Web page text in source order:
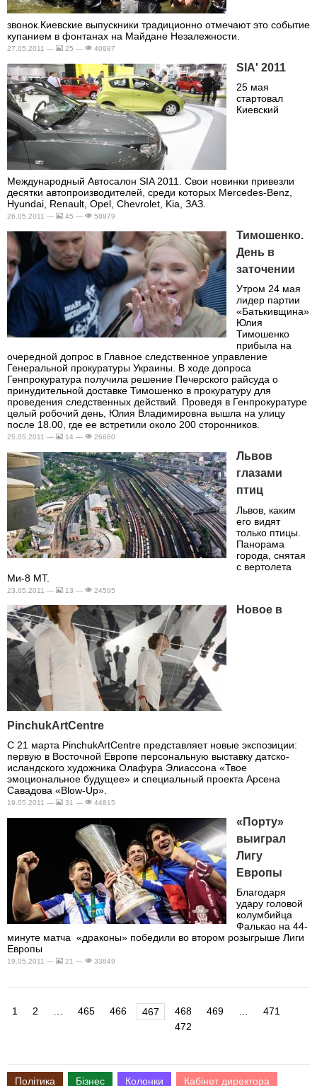
звонок.Киевские выпускники традиционно отмечают это событие
купанием в фонтанах на Майдане Незалежности.
27.05.2011 — 25 — 40987
SIA' 2011
25 мая
стартовал
Киевский
Международный Автосалон SIA 2011. Свои новинки привезли
десятки автопроизводителей, среди которых Mercedes-Benz,
Hyundai, Renault, Opel, Chevrolet, Kia, ЗАЗ.
26.05.2011 — 45 — 58879
Тимошенко.
День в
заточении
Утром 24 мая
лидер партии
«Батькивщина»
Юлия
Тимошенко
прибыла на
очередной допрос в Главное следственное управление
Генеральной прокуратуры Украины. В ходе допроса
Генпрокуратура получила решение Печерского райсуда о
принудительной доставке Тимошенко в прокуратуру для
проведения следственных действий. Проведя в Генпрокуратуре
целый робочий день, Юлия Владимировна вышла на улицу
после 18.00, где ее встретили около 200 сторонников.
25.05.2011 — 14 — 26680
Львов
глазами
птиц
Львов, каким
его видят
только птицы.
Панорама
города, снятая
с вертолета
Ми-8 МТ.
23.05.2011 — 13 — 24595
Новое в
PinchukArtCentre
С 21 марта PinchukArtCentre представляет новые экспозиции:
первую в Восточной Европе персональную выставку датско-
исландского художника Олафура Элиассона «Твое
эмоциональное будущее» и специальный проекта Арсена
Савадова «Blow-Up».
19.05.2011 — 31 — 44815
«Порту»
выиграл
Лигу
Европы
Благодаря
удару головой
колумбийца
Фалькао на 44-
минуте матча «драконы» победили во втором розыгрыше Лиги
Европы
19.05.2011 — 21 — 33849
1 2 … 465 466 467 468 469 …
471
472
Політика Бізнес Колонки Кабінет директора